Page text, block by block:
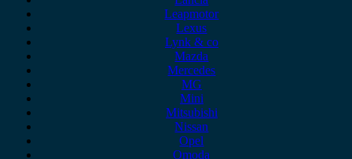
Leapmotor
Lexus
Lynk & co
Mazda
Mercedes
MG
Mini
Mitsubishi
Nissan
Opel
Omoda